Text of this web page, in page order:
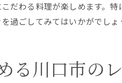
を提供する川口市のシェフ達
の技が光るパスタレストラン
フの技を堪能できるパスタレス
フ自慢の絶品パスタ
だわる料理が楽しめます。
過ごしてみてはいかがでしょ
る川口市の